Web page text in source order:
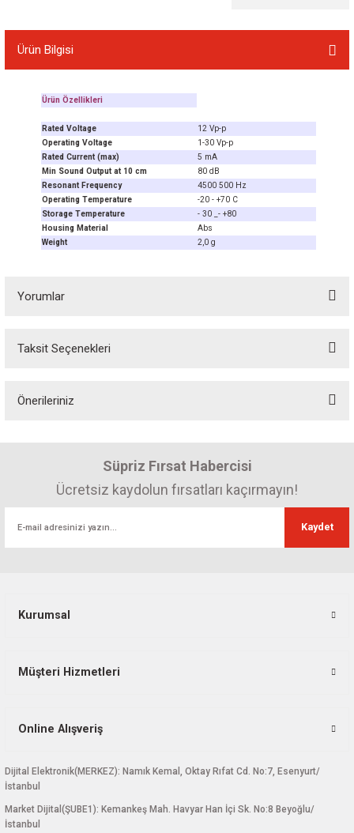
Ürün Bilgisi
Ürün Özellikleri
Rated Voltage
12 Vp-p
Operating Voltage
1-30 Vp-p
Rated Current (max)
5 mA
Min Sound Output at 10 cm
80 dB
Resonant Frequency
4500 500 Hz
Operating Temperature
-20 - +70 C
Storage Temperature
- 30 _- +80
Housing Material
Abs
Weight
2,0 g
Yorumlar
Taksit Seçenekleri
Önerileriniz
Görüş ve önerileriniz için teşekkür ederiz.
Ürün resmi kalitesiz, bozuk veya görüntülenemiyor.
Bu ürüne benzer farklı alternatifler olmalı.
Süpriz Fırsat Habercisi
Ücretsiz kaydolun fırsatları kaçırmayın!
Kaydet
Kurumsal
Müşteri Hizmetleri
Online Alışveriş
Dijital Elektronik(MERKEZ): Namık Kemal, Oktay Rıfat Cd. No:7, Esenyurt/
İstanbul
Market Dijital(ŞUBE1): Kemankeş Mah. Havyar Han İçi Sk. No:8 Beyoğlu/
İstanbul